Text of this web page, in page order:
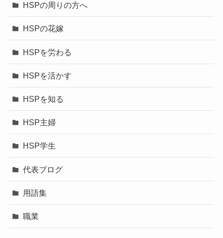
HSPの周りの方へ
HSPの花嫁
HSPを労わる
HSPを活かす
HSPを知る
HSP主婦
HSP学生
代表ブログ
用語集
職業